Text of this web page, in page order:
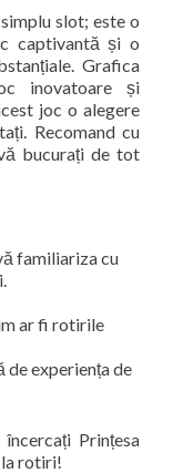
slot; este o
captivantă și o
Grafica
inovatoare și
joc o alegere
Recomand cu
bucurați de tot
familiariza cu
ar fi rotirile
de experiența de
Prințesa
rotiri!